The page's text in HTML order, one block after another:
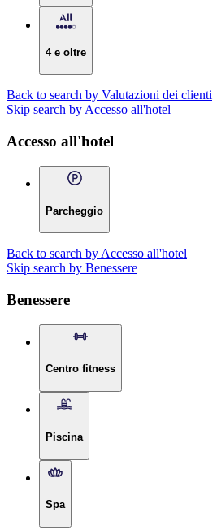
4 e oltre
Back to search by Valutazioni dei clienti
Skip search by Accesso all'hotel
Accesso all'hotel
Parcheggio
Back to search by Accesso all'hotel
Skip search by Benessere
Benessere
Centro fitness
Piscina
Spa